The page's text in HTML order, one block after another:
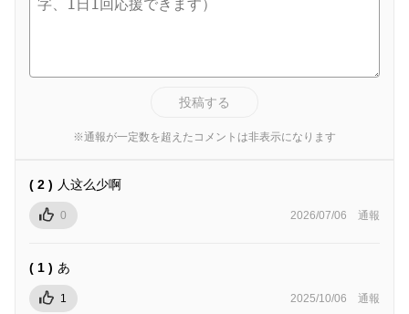
投稿する
※通報が一定数を超えたコメントは非表示になります
( 2 ) 人这么少啊
0 2026/07/06 通報
( 1 ) あ
1 2025/10/06 通報